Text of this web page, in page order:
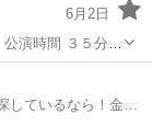
6月2日
しているなら！金利